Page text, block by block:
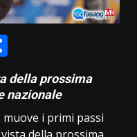
della prossima
nazionale
muove i primi passi
della prossima